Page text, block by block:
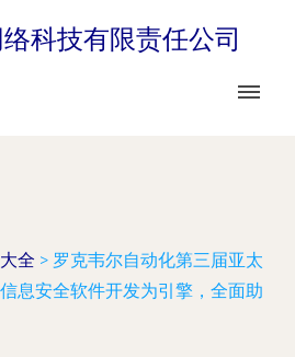
科技有限责任公司
全 > 罗克韦尔自动化第三届亚太
息安全软件开发为引擎，全面助